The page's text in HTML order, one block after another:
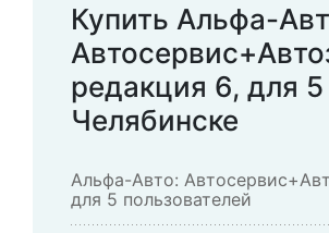
Купить Альфа-
редакция 6, для
Челябинске
Альфа-Авто:
для 5 пользователей